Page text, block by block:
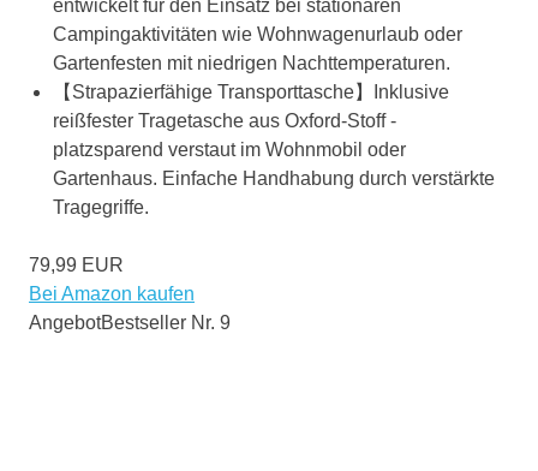
entwickelt für den Einsatz bei stationären
Campingaktivitäten wie Wohnwagenurlaub oder
Gartenfesten mit niedrigen Nachttemperaturen.
【Strapazierfähige Transporttasche​​】Inklusive
reißfester Tragetasche aus Oxford-Stoff -
platzsparend verstaut im Wohnmobil oder
Gartenhaus. Einfache Handhabung durch verstärkte
Tragegriffe.
79,99 EUR
Bei Amazon kaufen
AngebotBestseller Nr. 9